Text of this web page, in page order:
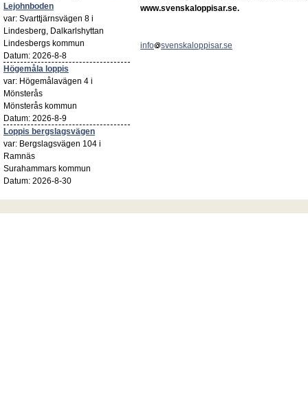
Lejohnboden
var: Svarttjärnsvägen 8 i
Lindesberg, Dalkarlshyttan
Lindesbergs kommun
Datum: 2026-8-8
Högemåla loppis
var: Högemålavägen 4 i
Mönsterås
Mönsterås kommun
Datum: 2026-8-9
Loppis bergslagsvägen
var: Bergslagsvägen 104 i
Ramnäs
Surahammars kommun
Datum: 2026-8-30
www.svenskaloppisar.se.
info svenskaloppisar.se